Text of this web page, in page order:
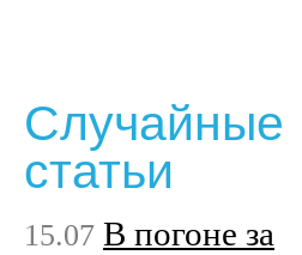
Случайные
статьи
15.07 В погоне за